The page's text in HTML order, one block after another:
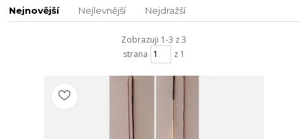
Nejnovější Nejlevnější Nejdražší
Zobrazuji 1-3 z 3
strana
z 1